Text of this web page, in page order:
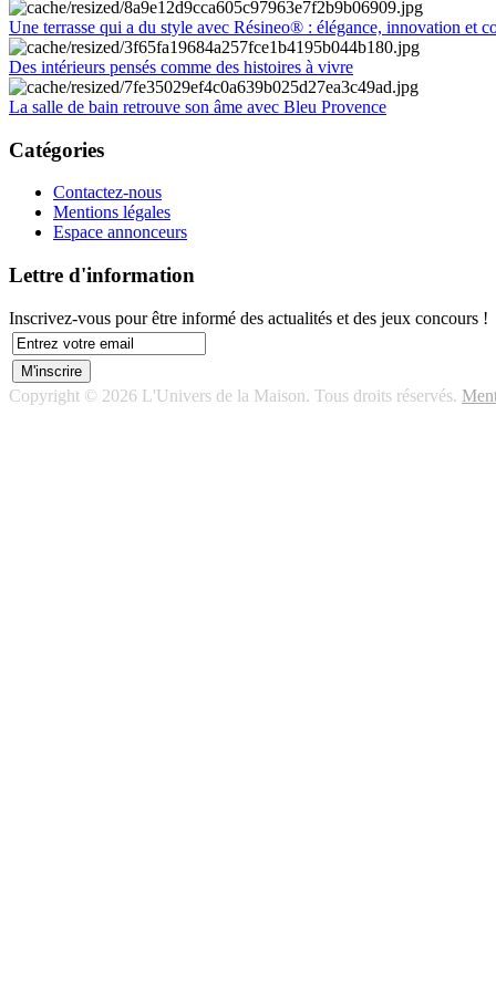
Une terrasse qui a du style avec Résineo® : élégance, innovation et
Des intérieurs pensés comme des histoires à vivre
La salle de bain retrouve son âme avec Bleu Provence
Catégories
Contactez-nous
Mentions légales
Espace annonceurs
Lettre d'information
Inscrivez-vous pour être informé des actualités et des jeux concours !
Copyright © 2026 L'Univers de la Maison. Tous droits réservés.